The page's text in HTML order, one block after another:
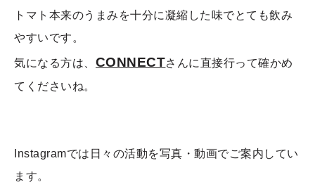
トマト本来のうまみを十分に凝縮した味でとても飲み
やすいです。
気になる方は、 CONNECTさんに直接行って確かめ
てくださいね。
Instagramでは日々の活動を写真・動画でご案内してい
ます。